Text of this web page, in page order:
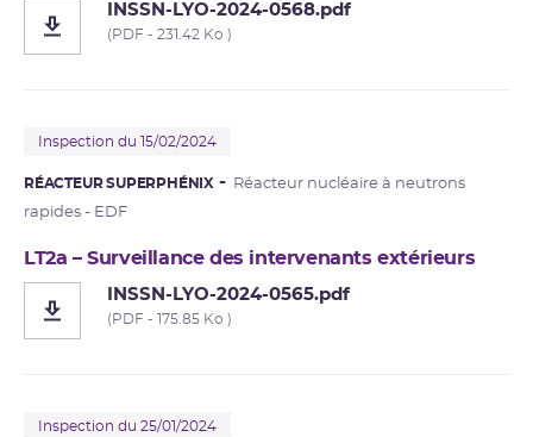
INSSN-LYO-2024-0568.pdf
(PDF - 231.42 Ko )
Inspection du 15/02/2024
RÉACTEUR SUPERPHÉNIX
Réacteur nucléaire à neutrons
rapides - EDF
LT2a – Surveillance des intervenants extérieurs
INSSN-LYO-2024-0565.pdf
(PDF - 175.85 Ko )
Inspection du 25/01/2024